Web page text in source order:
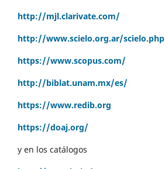
http://mjl.clarivate.com/
http://www.scielo.org.ar/scielo.php
https://www.scopus.com/
http://biblat.unam.mx/es/
https://www.redib.org
https://doaj.org/
y en los catálogos